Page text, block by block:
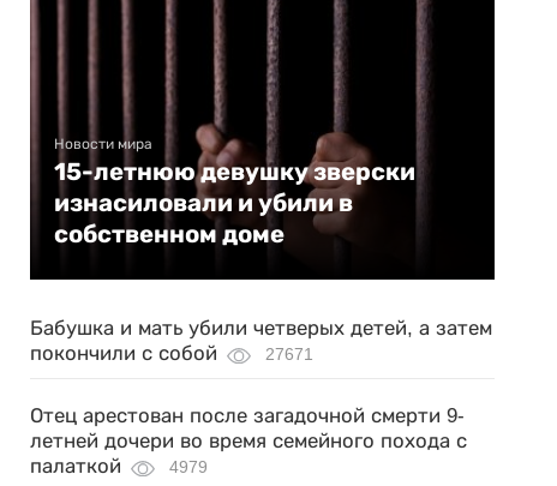
Новости мира
15-летнюю девушку зверски
изнасиловали и убили в
собственном доме
Бабушка и мать убили четверых детей, а затем
покончили с собой
27671
Отец арестован после загадочной смерти 9-
летней дочери во время семейного похода с
палаткой
4979